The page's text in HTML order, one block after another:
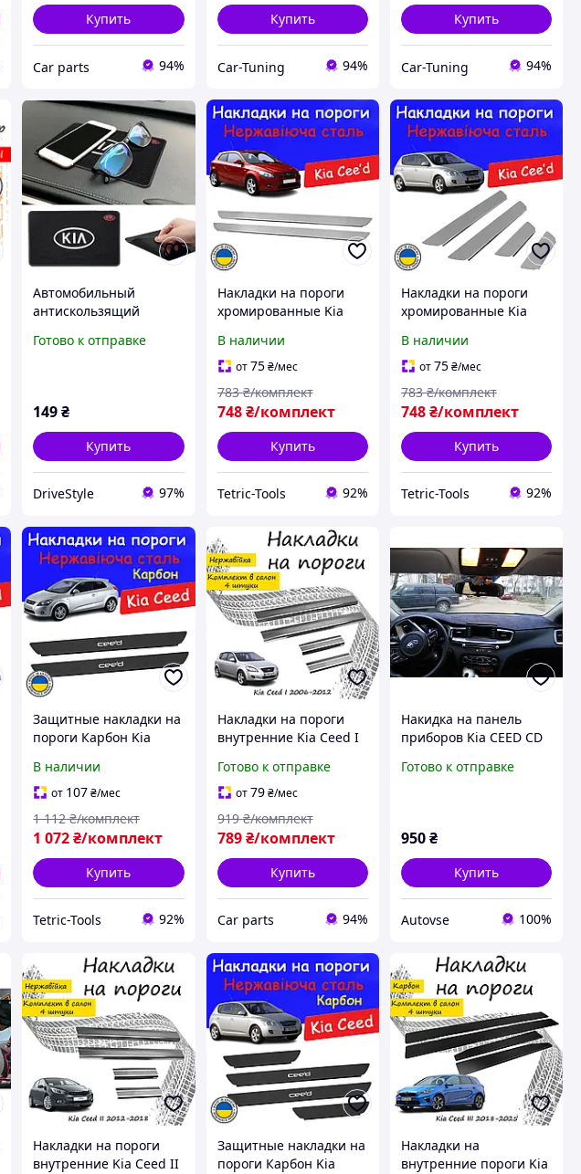
Купить
Сar parts 94%
Купить
Car-Tuning 94%
Купить
Car-Tuning 94%
Автомобильный
антискользящий
логотипом KIA (200х130
Готово к отправке
149₴
Купить
DriveStyle 97%
Накладки на пороги
хромированные Kia
2012 3 двери
Нержавейка декор
В наличии
от75 ₴/мес
748 ₴/комплект
783 ₴/комплект
Купить
Tetric-Tools 92%
Накладки на пороги
хромированные Kia
2012 5 дверей
Нержавейка декор
В наличии
от75₴/мес
748₴/комплект
783 ₴/комплект
Купить
Tetric-Tools 92%
Защитные накладки на
пороги Карбон Kia
2012 3 двери Декор
нержавейка накладки
порогов
В наличии
от 107₴/мес
1 072₴/комплект
1 112 ₴/комплект
Купить
Tetric-Tools 92%
Накладки на пороги
внутренние Kia Ceed I
Хэтчбек 5 дверей
нержавейка декор
накладки порогов
Готово к отправке
от79 ₴/мес
789 ₴/комплект
919 ₴/комплект
Купить
Сar parts 94%
Накидка на панель
приборов Kia CEED CD
на торпеду авто КИА
Готово к отправке
950₴
Купить
Autovse 100%
Накладки на пороги
внутренние Kia Ceed II
Защитные накладки на
пороги Карбон Kia
Накладки на
внутренние пороги Kia